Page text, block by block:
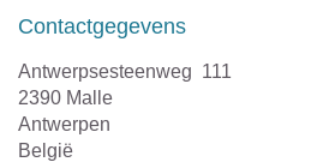
Contactgegevens
Adres
Antwerpsesteenweg 111
,2390 Malle
Provincie
Antwerpen
Land
België